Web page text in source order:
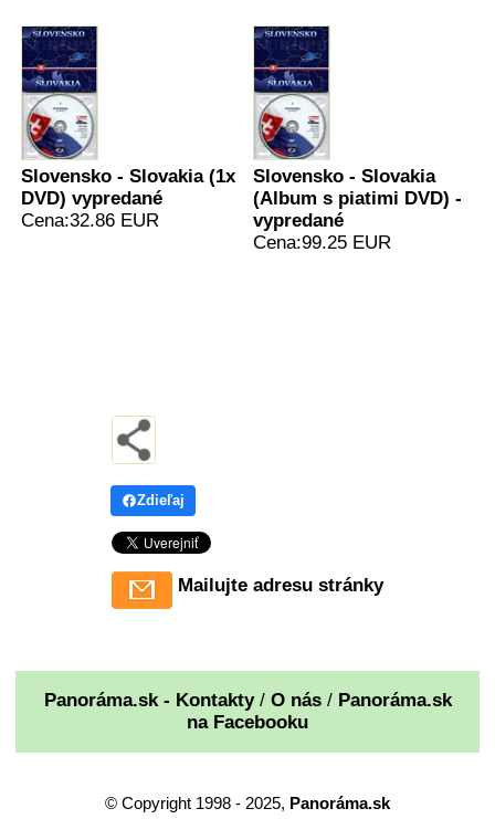
Slovensko - Slovakia (1x
DVD) vypredané
Cena:32.86 EUR
Slovensko - Slovakia
(Album s piatimi DVD) -
vypredané
Cena:99.25 EUR
Zdieľaj
Mailujte adresu stránky
Panoráma.sk - Kontakty/ O nás/ Panoráma.sk
na Facebooku
© Copyright 1998 - 2025, Panoráma.sk